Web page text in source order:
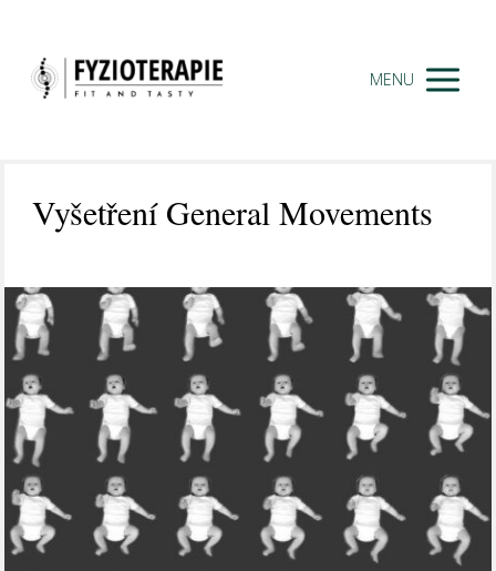
MENU
Vyšetření General Movements